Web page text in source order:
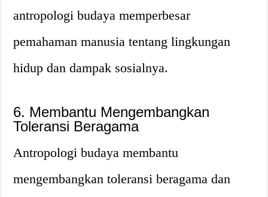
antropologi budaya memperbesar
pemahaman manusia tentang lingkungan
hidup dan dampak sosialnya.
6. Membantu Mengembangkan
Toleransi Beragama
Antropologi budaya membantu
mengembangkan toleransi beragama dan